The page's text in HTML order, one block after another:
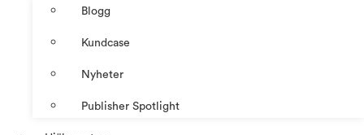
Blogg
Kundcase
Nyheter
Publisher Spotlight